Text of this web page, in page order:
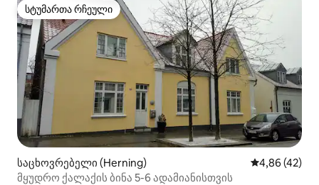
სტუმართა რჩეული
სტუმართა რჩეული
საცხოვრებელი (Herning) საშუალო
4,86 (42)
მყუდრო ქალაქის ბინა 5-6 ადამიანისთვის